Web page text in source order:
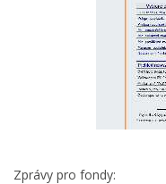
Zprávy pro fondy: